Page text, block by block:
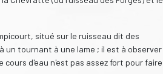
situé sur le ruisseau dit des
un tournant à une lame ; il est à observer
d'eau n'est pas assez fort pour faire